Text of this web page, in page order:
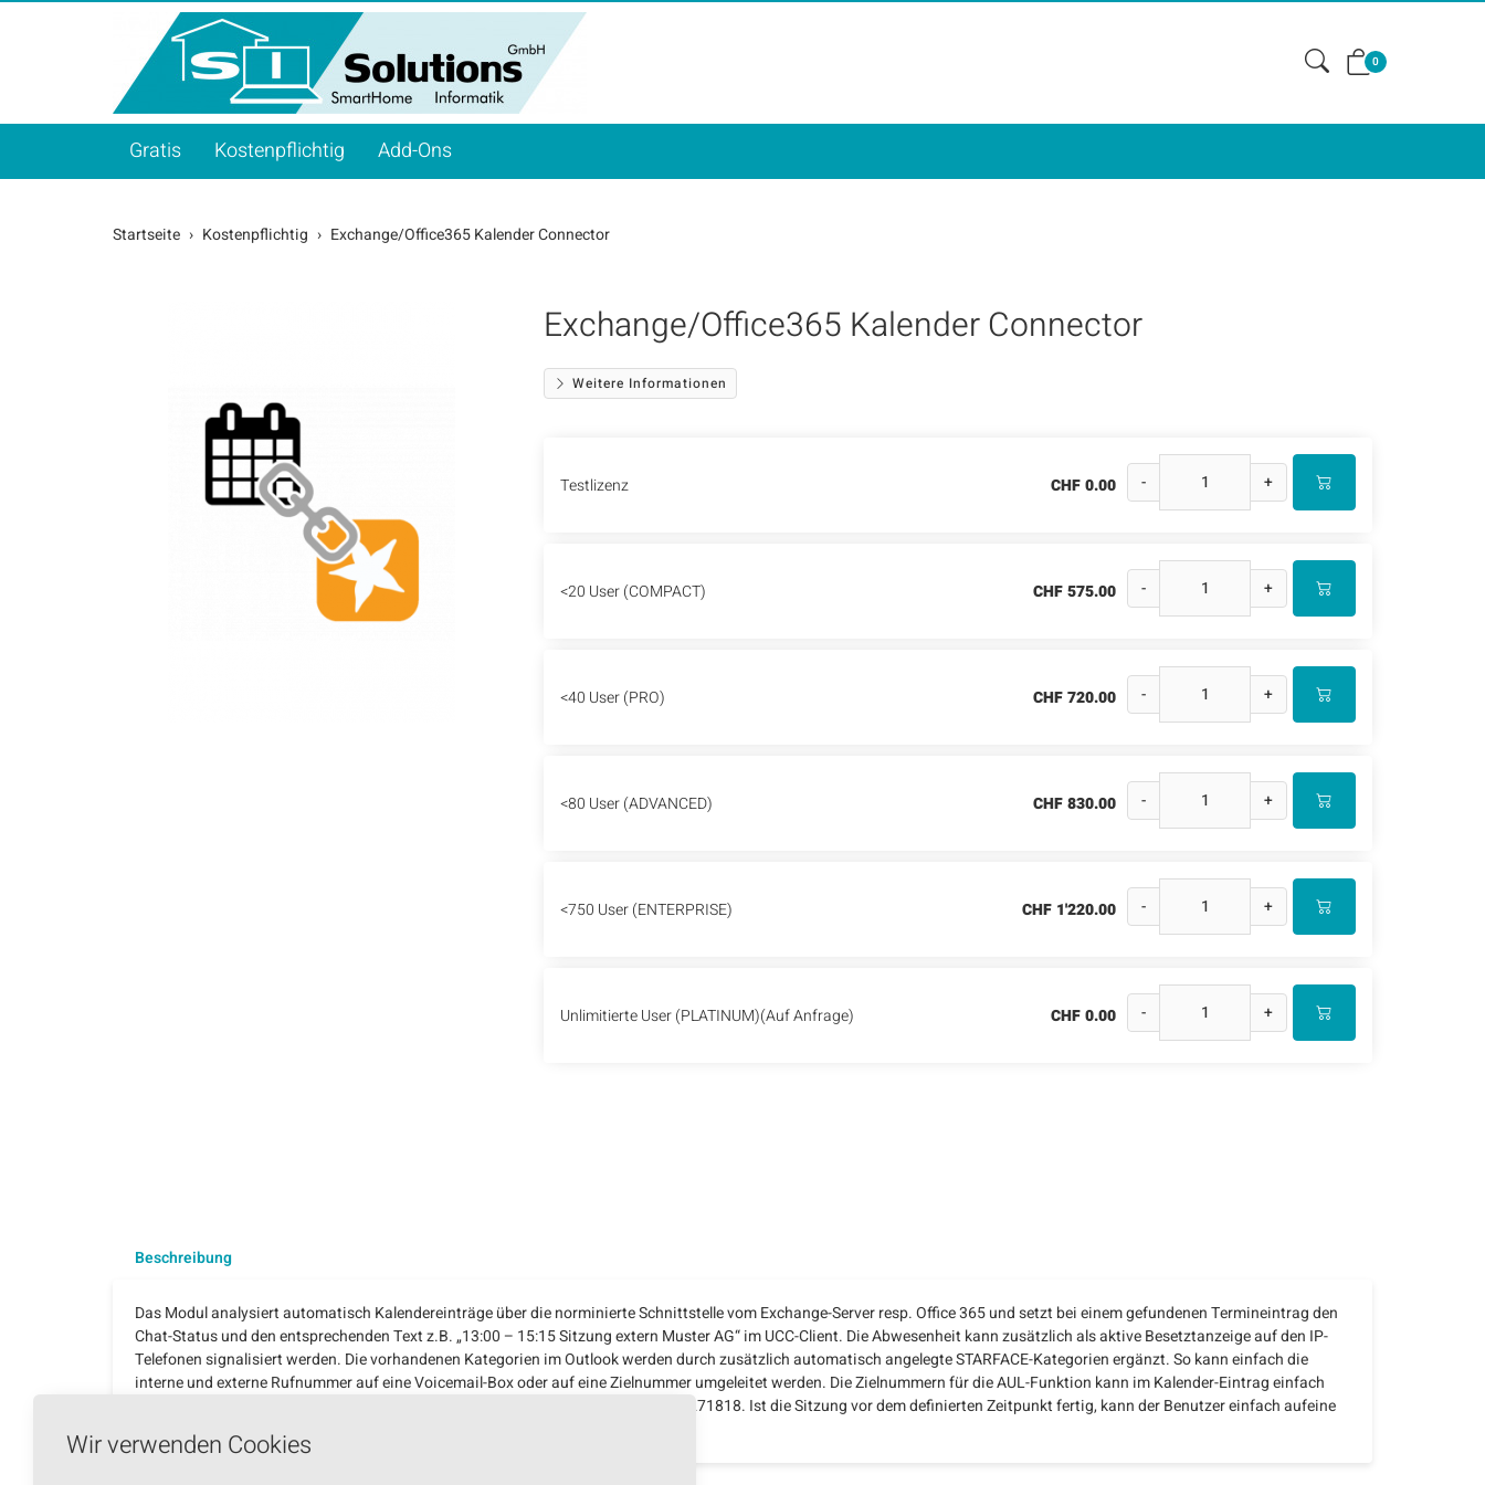
Wir verwenden Cookies
0
Gratis Kostenpflichtig Add-Ons
Startseite Kostenpflichtig Exchange/Office365 Kalender Connector
Exchange/Office365 Kalender Connector
Weitere Informationen
Testlizenz CHF 0.00 - +
<20 User (COMPACT) CHF 575.00 - +
<40 User (PRO) CHF 720.00 - +
<80 User (ADVANCED) CHF 830.00 - +
<750 User (ENTERPRISE) CHF 1'220.00 - +
Unlimitierte User (PLATINUM)(Auf Anfrage) CHF 0.00 - +
Beschreibung
Das Modul analysiert automatisch Kalendereinträge über die norminierte Schnittstelle vom Exchange-Server resp. Office 365 und setzt bei einem gefundenen Termineintrag den
Chat-Status und den entsprechenden Text z.B. „13:00 – 15:15 Sitzung extern Muster AG“ im UCC-Client. Die Abwesenheit kann zusätzlich als aktive Besetztanzeige auf den IP-
Telefonen signalisiert werden. Die vorhandenen Kategorien im Outlook werden durch zusätzlich automatisch angelegte STARFACE-Kategorien ergänzt. So kann einfach die
interne und externe Rufnummer auf eine Voicemail-Box oder auf eine Zielnummer umgeleitet werden. Die Zielnummern für die AUL-Funktion kann im Kalender-Eintrag einfach
durch den Anwender definiert werden, z.B. mit der Zeichenfolge @extern: +41717271818. Ist die Sitzung vor dem definierten Zeitpunkt fertig, kann der Benutzer einfach aufeine
definierte interne Nummer anrufen und die Einstellungen werden zurückgesetzt.